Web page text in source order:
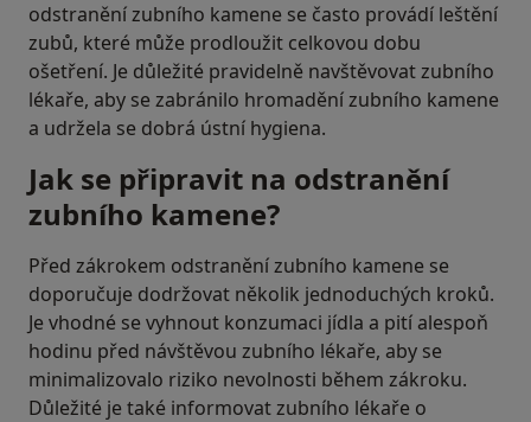
odstranění zubního kamene se často provádí leštění
zubů, které může prodloužit celkovou dobu
ošetření. Je důležité pravidelně navštěvovat zubního
lékaře, aby se zabránilo hromadění zubního kamene
a udržela se dobrá ústní hygiena.
Jak se připravit na odstranění
zubního kamene?
Před zákrokem odstranění zubního kamene se
doporučuje dodržovat několik jednoduchých kroků.
Je vhodné se vyhnout konzumaci jídla a pití alespoň
hodinu před návštěvou zubního lékaře, aby se
minimalizovalo riziko nevolnosti během zákroku.
Důležité je také informovat zubního lékaře o